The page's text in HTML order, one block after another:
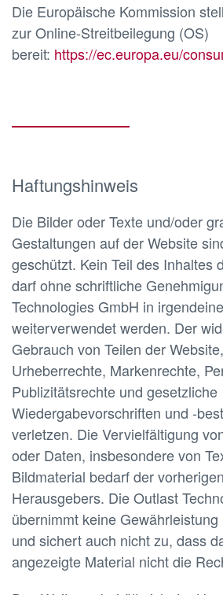
Die Europäische Kommission
zur Online-Streitbeilegung (OS)
bereit: https://ec.europa.eu/
Haftungshinweis
Die Bilder oder Texte und/oder
Gestaltungen auf der Website
geschützt. Kein Teil des Inhaltes
darf ohne schriftliche
Technologies GmbH in
weiterverwendet werden. Der
Gebrauch von Teilen der
Urheberrechte, Markenrechte,
Publizitätsrechte und gesetzliche
Wiedergabevorschriften und -
verletzen. Die Vervielfältigung
oder Daten, insbesondere von
Bildmaterial bedarf der
Herausgebers. Die Outlast
übernimmt keine
und sichert auch nicht zu, dass
angezeigte Material nicht die